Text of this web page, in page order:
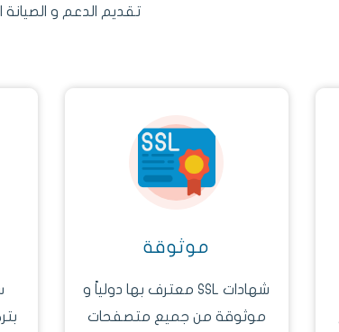
تقديم الدعم و الصيانة
موثوقة
شهادات SSL معترف بها دولياً و
موثوقة من جميع متصفحات